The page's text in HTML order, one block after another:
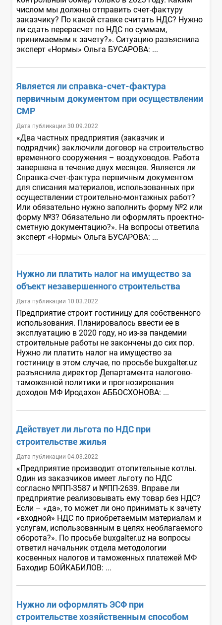
числом мы должны отправить счет-фактуру
заказчику? По какой ставке считать НДС? Нужно
ли сдать перерасчет по НДС по суммам,
принимаемым к зачету?». Ситуацию разъяснила
эксперт «Нормы» Ольга БУСАРОВА: ...
Является ли справка-счет-фактура
первичным документом при осуществлении
СМР
Дата публикации 30.09.2022
«Два частных предприятия (заказчик и
подрядчик) заключили договор на строительство
временного сооружения – воздуховодов. Работа
завершена в течение двух месяцев. Является ли
Справка-счет-фактура первичным документом
для списания материалов, использованных при
осуществлении строительно-монтажных работ?
Или обязательно нужно заполнить форму №2 или
форму №3? Обязательно ли оформлять проектно-
сметную документацию?». На вопросы ответила
эксперт «Нормы» Ольга БУСАРОВА: ...
Нужно ли платить налог на имущество за
объект незавершенного строительства
Дата публикации 10.03.2022
Предприятие строит гостиницу для собственного
использования. Планировалось ввести ее в
эксплуатацию в 2020 году, но из-за пандемии
строительные работы не закончены до сих пор.
Нужно ли платить налог на имущество за
гостиницу в этом случае, по просьбе buxgalter.uz
разъяснила директор Департамента налогово-
таможенной политики и прогнозирования
доходов МФ Иродахон АББОСХОНОВА: ...
Действует ли льгота по НДС при
строительстве жилья
Дата публикации 04.03.2022
«Предприятие производит отопительные котлы.
Один из заказчиков имеет льготу по НДС
согласно №ПП-3587 и №ПП-2639. Вправе ли
предприятие реализовывать ему товар без НДС?
Если – «да», то может ли оно принимать к зачету
«входной» НДС по приобретаемым материалам и
услугам, использованным в целях необлагаемого
оборота?». По просьбе buxgalter.uz на вопросы
ответил начальник отдела методологии
косвенных налогов и таможенных платежей МФ
Баходир БОЙКАБИЛОВ: ...
Нужно ли оформлять ЭСФ при
строительстве хозяйственным способом